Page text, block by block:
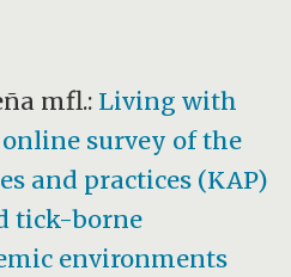
mfl.: Living with
survey of the
and practices (KAP)
tick-borne
environments